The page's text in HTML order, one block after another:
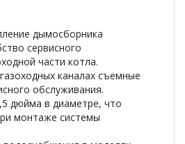
дымосборника
сервисного
части котла.
каналах съемные
обслуживания.
дюйма в диаметре, что
монтаже системы